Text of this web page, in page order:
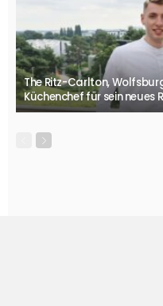
The Ritz-Carlton,
Küchenchef für sein neues